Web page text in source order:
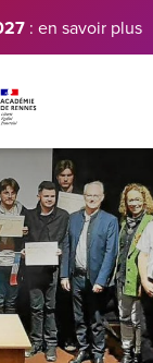
: en savoir plus